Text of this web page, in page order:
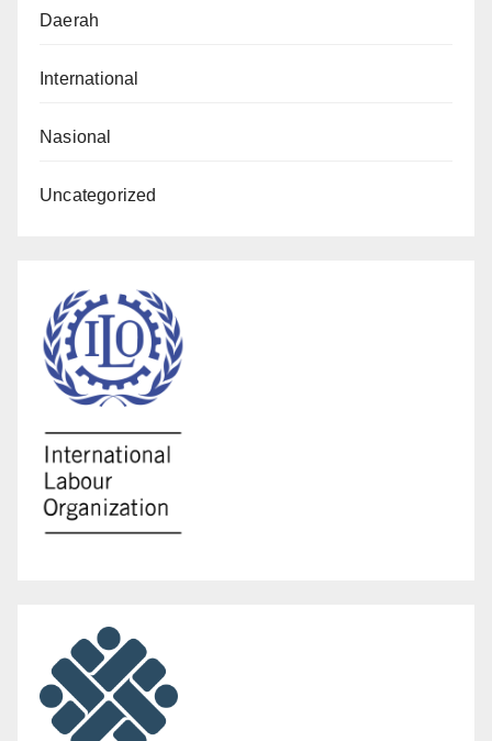
Daerah
International
Nasional
Uncategorized